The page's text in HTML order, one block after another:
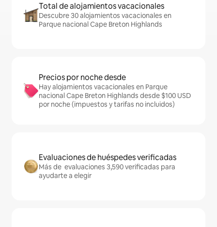
Total de alojamientos vacacionales
Descubre 30 alojamientos vacacionales en
Parque nacional Cape Breton Highlands
Precios por noche desde
Hay alojamientos vacacionales en Parque
nacional Cape Breton Highlands desde $100 USD
por noche (impuestos y tarifas no incluidos)
Evaluaciones de huéspedes verificadas
Más de evaluaciones 3,590 verificadas para
ayudarte a elegir